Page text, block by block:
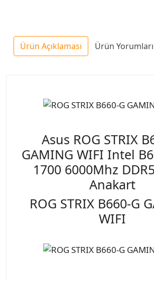
Ürün Açıklaması Ürün Yorumları
Asus ROG STRIX
GAMING WIFI Intel
1700 6000Mhz
Anakart
ROG STRIX B660-G
WIFI